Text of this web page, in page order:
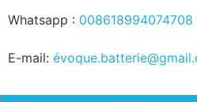
Whatsapp : 008618994074708
E-mail: